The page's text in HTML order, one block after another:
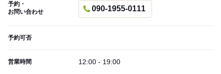
予約・
お問い合わせ
090-1955-0111
予約可否
営業時間 12:00 - 19:00